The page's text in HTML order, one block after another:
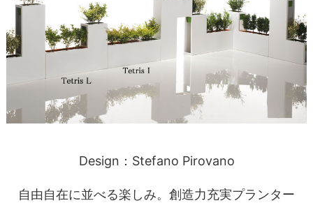
Design：Stefano Pirovano
自由自在に並べる楽しみ。創造力充実プランター